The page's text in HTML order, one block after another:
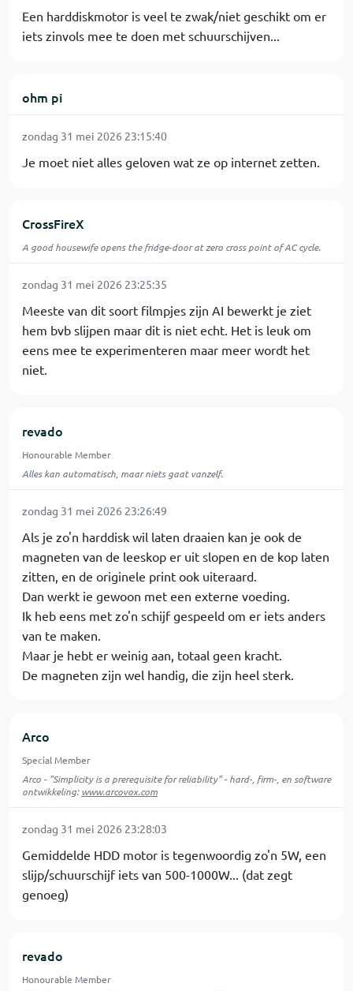
Een harddiskmotor is veel te zwak/niet geschikt om er
iets zinvols mee te doen met schuurschijven...
ohm pi
zondag 31 mei 2026 23:15:40
Je moet niet alles geloven wat ze op internet zetten.
CrossFireX
A good housewife opens the fridge-door at zero cross point of AC cycle.
zondag 31 mei 2026 23:25:35
Meeste van dit soort filmpjes zijn AI bewerkt je ziet
hem bvb slijpen maar dit is niet echt. Het is leuk om
eens mee te experimenteren maar meer wordt het
niet.
revado
Honourable Member
Alles kan automatisch, maar niets gaat vanzelf.
zondag 31 mei 2026 23:26:49
Als je zo'n harddisk wil laten draaien kan je ook de
magneten van de leeskop er uit slopen en de kop laten
zitten, en de originele print ook uiteraard.
Dan werkt ie gewoon met een externe voeding.
Ik heb eens met zo'n schijf gespeeld om er iets anders
van te maken.
Maar je hebt er weinig aan, totaal geen kracht.
De magneten zijn wel handig, die zijn heel sterk.
Arco
Special Member
Arco - "Simplicity is a prerequisite for reliability" - hard-, firm-, en software
ontwikkeling:www.arcovox.com
zondag 31 mei 2026 23:28:03
Gemiddelde HDD motor is tegenwoordig zo'n 5W, een
slijp/schuurschijf iets van 500-1000W... (dat zegt
genoeg)
revado
Honourable Member